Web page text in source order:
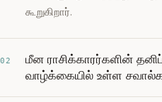
கூறுகிறார்.
02
மீன ராசிக்காரர்களின்
வாழ்க்கையில் உள்ள